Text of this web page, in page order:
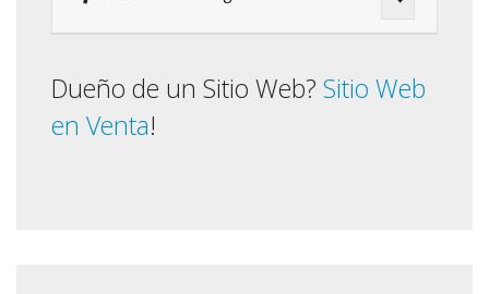
Dueño de un Sitio Web? Sitio Web
en Venta!